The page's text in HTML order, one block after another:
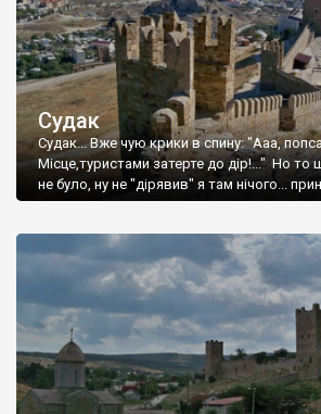
Судак
Судак... Вже чую крики в спину: "Ааа,
Місце,туристами затерте до дір!..." Но
не було, ну не "дірявив" я там нічого...